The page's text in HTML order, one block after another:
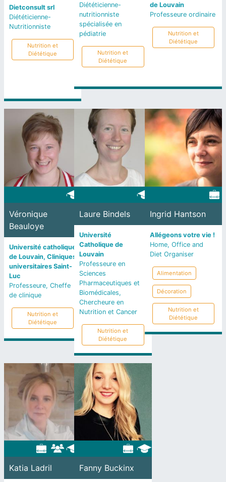
Dietconsult srl
Diététicienne-
Nutritionniste
Nutrition et
Diététique
Diététicienne-
nutritionniste
spécialisée en
pédiatrie
Nutrition et
Diététique
de Louvain
Professeure ordinaire
Nutrition et
Diététique
Véronique
Beauloye
Université catholique
de Louvain, Cliniques
universitaires Saint-
Luc
Professeure, Cheffe
de clinique
Nutrition et
Diététique
Laure Bindels
Université
Catholique de
Louvain
Professeure en
Sciences
Pharmaceutiques et
Biomédicales,
Chercheure en
Nutrition et Cancer
Nutrition et
Diététique
Ingrid Hantson
Allégeons votre vie !
Home, Office and
Diet Organiser
Alimentation
Décoration
Nutrition et
Diététique
Katia Ladril Fanny Buckinx